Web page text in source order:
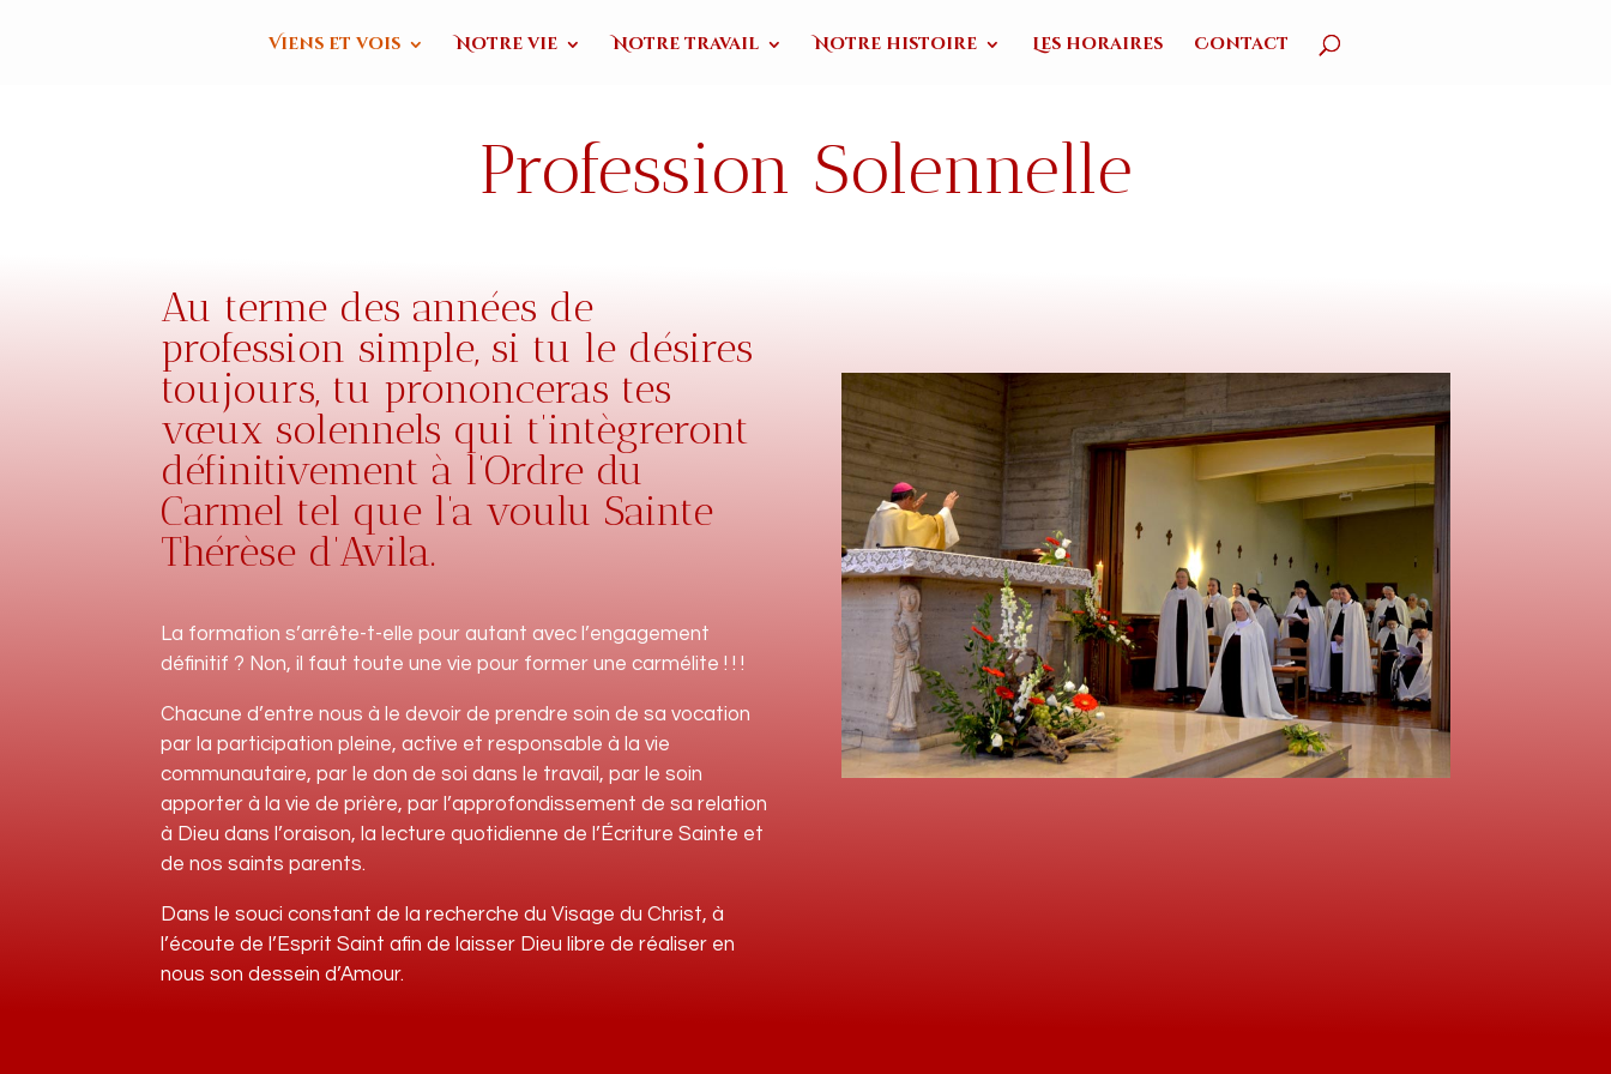
Viens et vois Notre vie Notre travail Notre histoire Les horaires Contact
Profession Solennelle
Au terme des années de
profession simple, si tu le désires
toujours, tu prononceras tes
vœux solennels qui t’intègreront
définitivement à l’Ordre du
Carmel tel que l’a voulu Sainte
Thérèse d’Avila.
La formation s’arrête-t-elle pour autant avec l’engagement
définitif ? Non, il faut toute une vie pour former une carmélite ! ! !
Chacune d’entre nous à le devoir de prendre soin de sa vocation
par la participation pleine, active et responsable à la vie
communautaire, par le don de soi dans le travail, par le soin
apporter à la vie de prière, par l’approfondissement de sa relation
à Dieu dans l’oraison, la lecture quotidienne de l’Écriture Sainte et
de nos saints parents.
Dans le souci constant de la recherche du Visage du Christ, à
l’écoute de l’Esprit Saint afin de laisser Dieu libre de réaliser en
nous son dessein d’Amour.